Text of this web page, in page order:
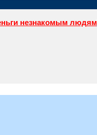
незнакомым людям